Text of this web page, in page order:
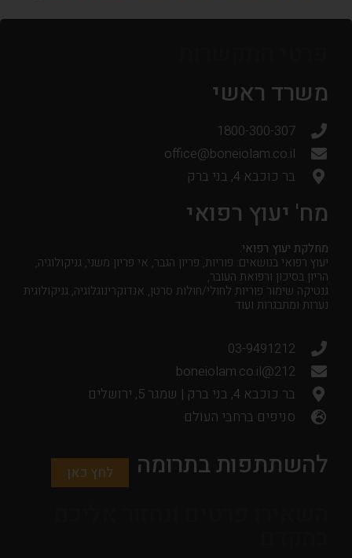
משרד ראשי
1800-300-307
office@boneiolam.co.il
בר כוכבא 4, בני ברק
מח' יעוץ רפואי
מחלקת יעוץ רפואי.
יעוץ רפואי בנושאים: פוריות, פריון הגבר, אי פריון משני, גניקולוגיה,
הריון בסיכון ורפואת העובר,
גנטיקה שימור פוריות לחולי/חולות סרטן, אנדוקרינוגלוגיה, גניקולוגית
נערות ומתבגרות ועוד
03-9491212
212@boneiolam.co.il
בר כוכבא 4, בני ברק | שמגר 5, ירושלים
סניפים ברחבי העולם
להשתתפות בתרומה לחץ כאן